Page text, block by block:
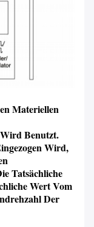
Materiellen
Benutzt.
Wird,
Tatsächliche
Wert Vom
Der